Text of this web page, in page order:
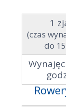
1
(czas
do